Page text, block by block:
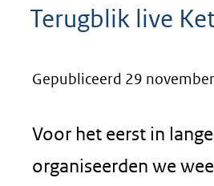
Terugblik live
Gepubliceerd 29
Voor het eerst in
organiseerden we